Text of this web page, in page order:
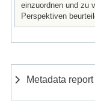
einzuordnen und zu
Perspektiven
Metadata report